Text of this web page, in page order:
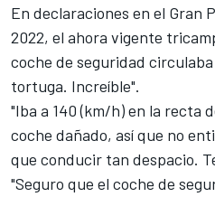
En declaraciones en el Gran
2022, el ahora vigente
coche de seguridad
tortuga. Increíble".
"Iba a 140 (km/h) en la recta
coche dañado, así que no
que conducir tan despacio.
"Seguro que el coche de